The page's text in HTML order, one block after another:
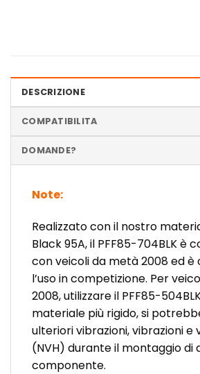
DESCRIZIONE
COMPATIBILITA
DOMANDE?
Note:
Realizzato con il nostro
Black 95A, il PFF85-704BLK è
con veicoli da metà 2008 ed è
l’uso in competizione. Per
2008, utilizzare il PFF85-
materiale più rigido, si
ulteriori vibrazioni, vibrazioni e
(NVH) durante il montaggio di
componente.